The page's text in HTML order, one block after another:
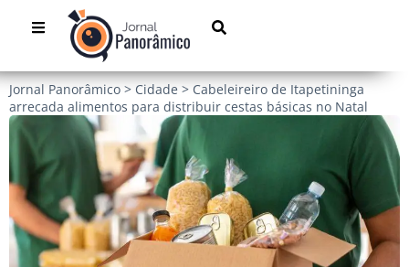
Jornal Panorâmico > Cidade > Cabeleireiro de Itapetininga
arrecada alimentos para distribuir cestas básicas no Natal